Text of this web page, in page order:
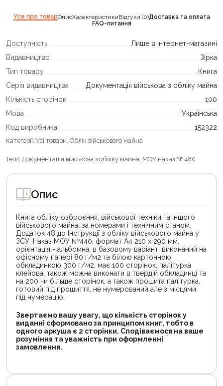
Усе про товарОписХарактеристикиВідгуки (0)Доставка та оплата
FAQ-питання
Доступність
Лише в інтернет-магазині
Видавництво
Зірка
Тип товару
Книга
Серія видавництва
Документація військова з обліку майна
Кількість сторінок
100
Мова
Українська
Код виробника
152322
Категорії: Усі товари, Облік військового майна
Теги: Документація військова з обліку майна, МОУ наказ № 480
Опис
Книга обліку озброєння, військової техніки та іншого
військового майна, за номерами і технічним станом,
Додаток 48 до Інструкції з обліку військового майна у
ЗСУ, Наказ МОУ №440, формат А4 210 х 290 мм,
орієнтація - альбомна, в базовому варіанті виконаний на
офісному папері 80 г/м2 та білою картонною
обкладинкою 300 г/м2, має 100 сторінок, палітурка
клейова, також можна виконати в твердій обкладинці та
на 200 чи більше сторінок, а також прошита палітурка,
готовий під прошиття, не нумерований але з місцями
під нумерацію.
Звертаємо вашу увагу, що кількість сторінок у
виданні сформовано за принципом книг, тобто в
одного аркуша є 2 сторінки. Сподіваємося на ваше
розуміння та уважність при оформленні
замовлення.